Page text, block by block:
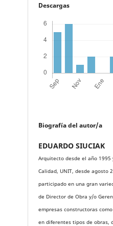
Descargas
Biografía del autor/a
EDUARDO SIUCIAK
Arquitecto desde el año 1995
Calidad, UNIT, desde agosto
participado en una gran
de Director de Obra y/o
empresas constructoras
en diferentes tipos de obras,